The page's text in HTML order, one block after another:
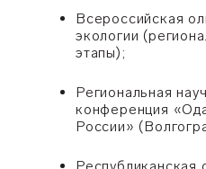
Всероссийская
экологии
этапы);
Региональная
конференция «
России»